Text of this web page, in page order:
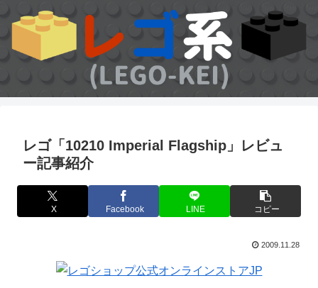
レゴ「10210 Imperial Flagship」レビュ
ー記事紹介
X Facebook LINE コピー
2009.11.28